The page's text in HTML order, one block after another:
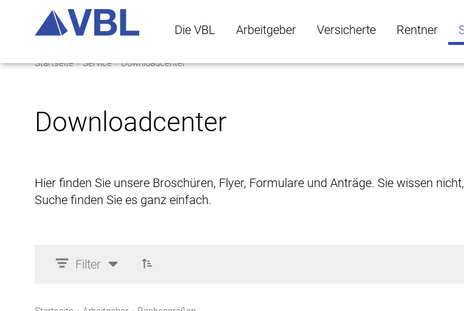
Die VBL Arbeitgeber Versicherte Rentner
Startseite Service Downloadcenter
Downloadcenter
Hier finden Sie unsere Broschüren, Flyer, Formulare und Anträge. Sie wissen
Suche finden Sie es ganz einfach.
Filter